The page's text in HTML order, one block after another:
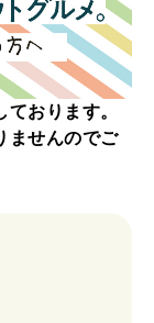
おります。
ませんのでご